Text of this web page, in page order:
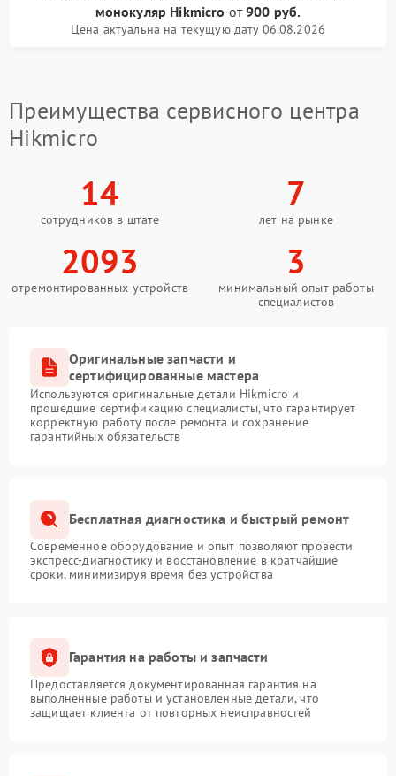
монокуляр Hikmicro от900 руб.
Цена актуальна на текущую дату 06.08.2026
Преимущества сервисного центра
Hikmicro
14
сотрудников в штате
7
лет на рынке
2093
отремонтированных устройств
3
минимальный опыт работы
специалистов
Оригинальные запчасти и
сертифицированные мастера
Используются оригинальные детали Hikmicro и
прошедшие сертификацию специалисты, что гарантирует
корректную работу после ремонта и сохранение
гарантийных обязательств
Бесплатная диагностика и быстрый ремонт
Современное оборудование и опыт позволяют провести
экспресс-диагностику и восстановление в кратчайшие
сроки, минимизируя время без устройства
Гарантия на работы и запчасти
Предоставляется документированная гарантия на
выполненные работы и установленные детали, что
защищает клиента от повторных неисправностей